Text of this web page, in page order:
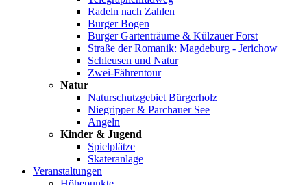
Radeln nach Zahlen
Burger Bogen
Burger Gartenträume & Külzauer Forst
Straße der Romanik: Magdeburg - Jerichow
Schleusen und Natur
Zwei-Fährentour
Natur
Naturschutzgebiet Bürgerholz
Niegripper & Parchauer See
Angeln
Kinder & Jugend
Spielplätze
Skateranlage
Veranstaltungen